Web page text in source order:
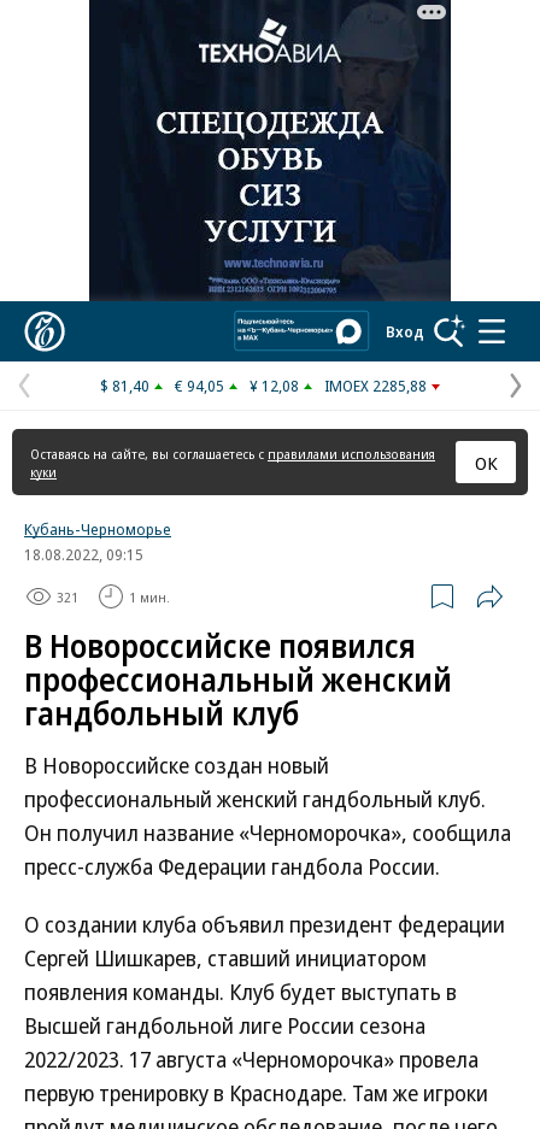
Реклама в «Ъ» www.kommersant.ru/ad
Вход
Предыдущая
страница
$ 81,40 € 94,05 ¥ 12,08 IMOEX 2285,88
Оставаясь на сайте, вы соглашаетесь с правилами использования
куки
ОК
Кубань-Черноморье
18.08.2022, 09:15
321 1 мин.
В Новороссийске появился
профессиональный женский
гандбольный клуб
В Новороссийске создан новый
профессиональный женский гандбольный клуб.
Он получил название «Черноморочка», сообщила
пресс-служба Федерации гандбола России.
О создании клуба объявил президент федерации
Сергей Шишкарев, ставший инициатором
появления команды. Клуб будет выступать в
Высшей гандбольной лиге России сезона
2022/2023. 17 августа «Черноморочка» провела
первую тренировку в Краснодаре. Там же игроки